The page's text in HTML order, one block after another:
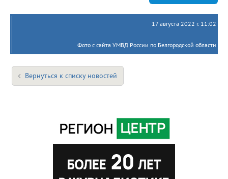
17 августа 2022 г. 11:02
Фото с сайта УМВД России по Белгородской области
Вернуться к списку новостей